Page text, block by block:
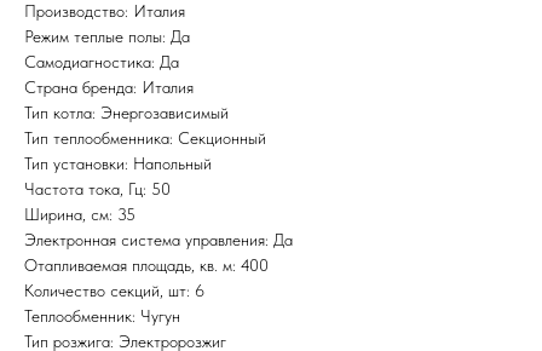
Производство: Италия
Режим теплые полы: Да
Самодиагностика: Да
Страна бренда: Италия
Тип котла: Энергозависимый
Тип теплообменника: Секционный
Тип установки: Напольный
Частота тока, Гц: 50
Ширина, см: 35
Электронная система управления: Да
Отапливаемая площадь, кв. м: 400
Количество секций, шт: 6
Теплообменник: Чугун
Тип розжига: Электророзжиг